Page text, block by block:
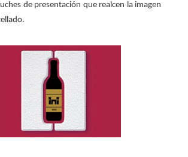
de presentación que realcen la imagen